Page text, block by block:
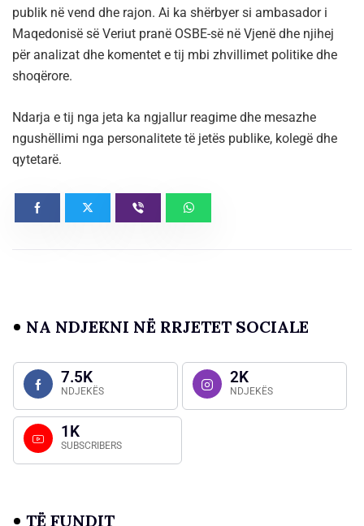
publik në vend dhe rajon. Ai ka shërbyer si ambasador i
Maqedonisë së Veriut pranë OSBE-së në Vjenë dhe njihej
për analizat dhe komentet e tij mbi zhvillimet politike dhe
shoqërore.
Ndarja e tij nga jeta ka ngjallur reagime dhe mesazhe
ngushëllimi nga personalitete të jetës publike, kolegë dhe
qytetarë.
NA NDJEKNI NË RRJETET SOCIALE
7.5K
NDJEKËS
2K
NDJEKËS
1K
SUBSCRIBERS
TË FUNDIT